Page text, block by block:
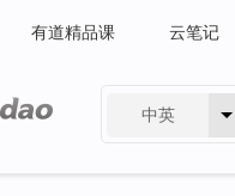
有道精品课 云笔记
中英